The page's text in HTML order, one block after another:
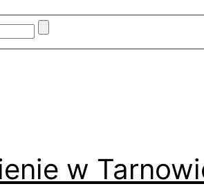
w